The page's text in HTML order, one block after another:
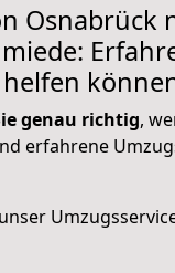
Osnabrück
genau richtig,
erfahrene